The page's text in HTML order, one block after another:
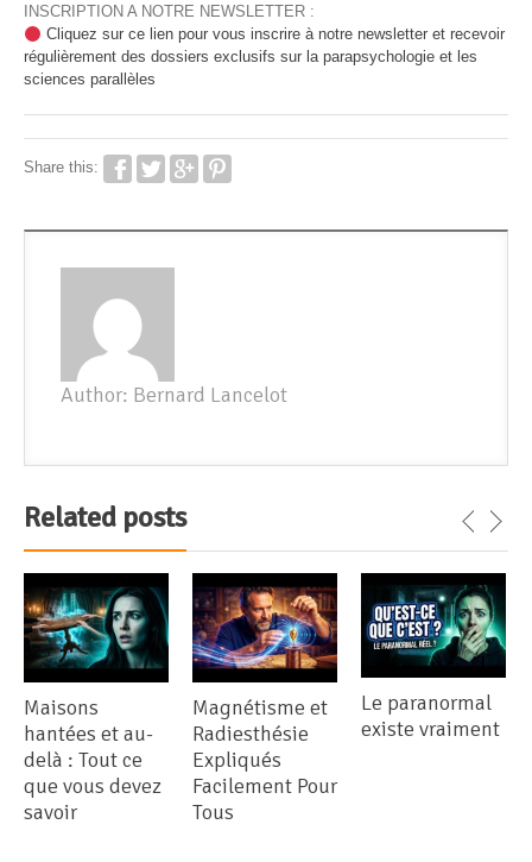
INSCRIPTION A NOTRE NEWSLETTER :
Cliquez sur ce lien pour vous inscrire à notre newsletter et recevoir
régulièrement des dossiers exclusifs sur la parapsychologie et les
sciences parallèles
Share this:
Author: Bernard Lancelot
Related posts
Maisons
hantées et au-
delà : Tout ce
que vous devez
savoir
Magnétisme et
Radiesthésie
Expliqués
Facilement Pour
Tous
Le paranormal
existe vraiment